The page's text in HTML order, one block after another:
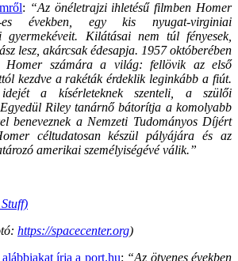
: “Az önéletrajzi ihletésű filmben Homer
években, egy kis nyugat-virginiai
gyermekéveit. Kilátásai nem túl fényesek,
lesz, akárcsak édesapja. 1957 októberében
Homer számára a világ: fellövik az első
kezdve a rakéták érdeklik leginkább a fiút.
a kísérleteknek szenteli, a szülői
Riley tanárnő bátorítja a komolyabb
beneveznek a Nemzeti Tudományos Díjért
céltudatosan készül pályájára és az
amerikai személyiségévé válik.”
https://spacecenter.org)
írja a port.hu: “Az ötvenes években